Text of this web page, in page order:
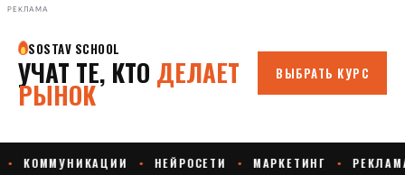
РЕКЛАМА